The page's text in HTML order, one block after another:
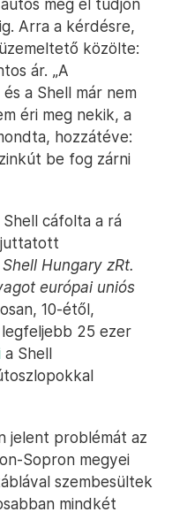
még el tudjon
Arra a kérdésre,
közölte:
ár. „A
a Shell már nem
éri meg nekik, a
hozzátéve:
be fog zárni
Shell cáfolta a rá
Hungary zRt.
európai uniós
10-étől,
25 ezer
a Shell
jelent problémát az
Sopron megyei
szembesültek
mindkét